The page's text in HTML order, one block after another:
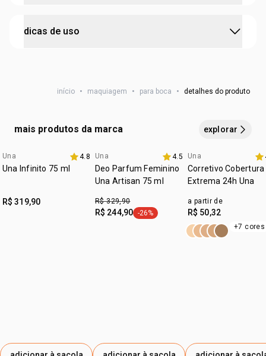
O novo batom de Una traz o inédito efeito cristal,
•Tecnologia de partículas: pigmentos de efeitos
brilho intenso e tonalidades marcantes para o novo
acabamento cristal;
Ativos da biodiversidade brasileira: possui manteiga de
hidratação.
dicas de uso
início • maquiagem • para boca • detalhes do produto
mais produtos da marca explorar
3 com 30% off
Una 4.8
Una Infinito 75 ml
R$ 319,90
Una 4.5
Deo Parfum Feminino
Una Artisan 75 ml
R$ 329,90
R$ 244,90 etiqueta -26%
-26%
Una
Corretivo Cobertura
Extrema 24h Una
a partir de
R$ 50,32
+7 cores